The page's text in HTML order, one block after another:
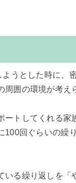
うとした時に、
周囲の環境が考え
ートしてくれる家
100回ぐらいの繰
いる繰り返しを「